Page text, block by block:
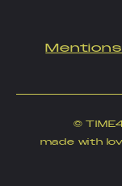
©
made with